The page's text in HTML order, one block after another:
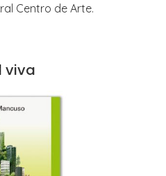
Centro de Arte.
viva